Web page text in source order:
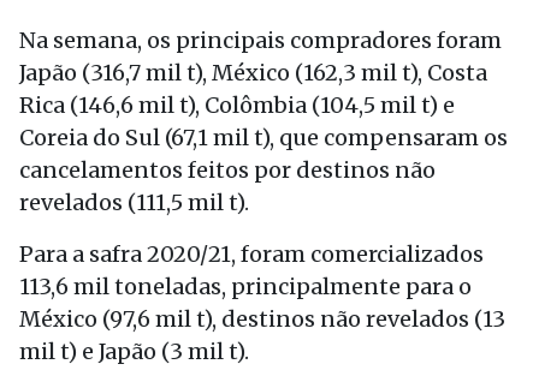
Na semana, os principais compradores foram
Japão (316,7 mil t), México (162,3 mil t), Costa
Rica (146,6 mil t), Colômbia (104,5 mil t) e
Coreia do Sul (67,1 mil t), que compensaram os
cancelamentos feitos por destinos não
revelados (111,5 mil t).
Para a safra 2020/21, foram comercializados
113,6 mil toneladas, principalmente para o
México (97,6 mil t), destinos não revelados (13
mil t) e Japão (3 mil t).